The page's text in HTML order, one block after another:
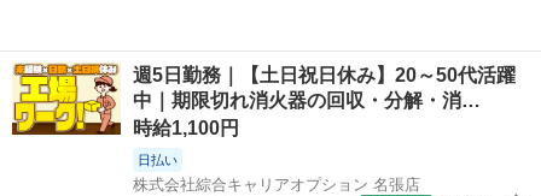
週5日勤務｜【土日祝日休み】20～50代活躍
中｜期限切れ消火器の回収・分解・消…
時給1,100円
日払い
株式会社綜合キャリアオプション 名張店